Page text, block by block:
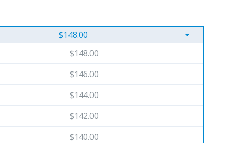
arrow_drop_down
$148.00
$148.00
$146.00
$144.00
$142.00
$140.00